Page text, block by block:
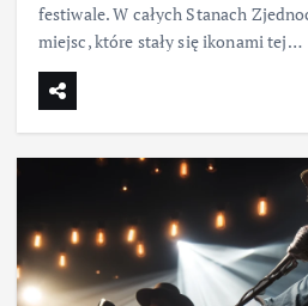
festiwale. W całych Stanach
miejsc, które stały się ikonami tej…